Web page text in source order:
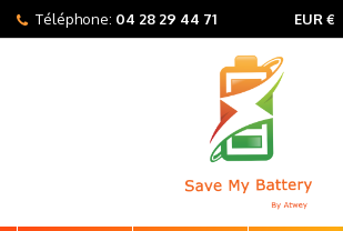
Téléphone: 04 28 29 44 71 EUR €